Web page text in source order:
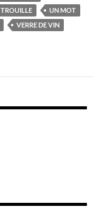
TROUILLE
UN MOT
VERRE DE VIN